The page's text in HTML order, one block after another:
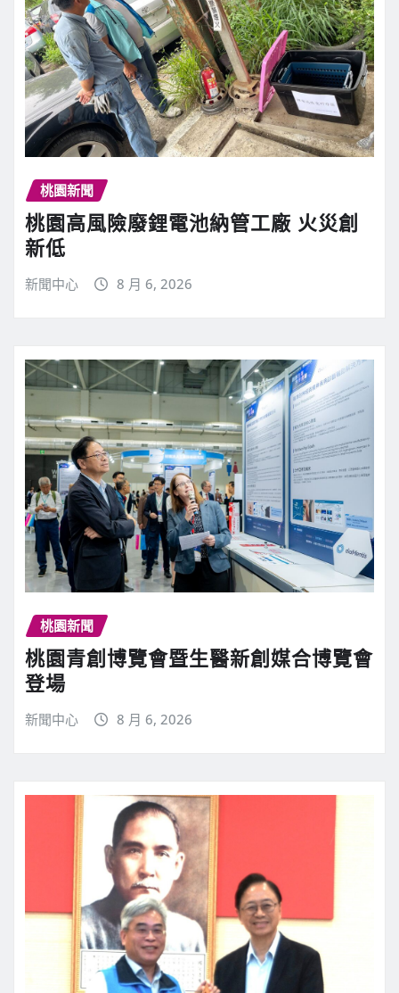
桃園新聞
桃園高風險廢鋰電池納管工廠 火災創
新低
新聞中心 8 月 6, 2026
桃園新聞
桃園青創博覽會暨生醫新創媒合博覽會
登場
新聞中心 8 月 6, 2026